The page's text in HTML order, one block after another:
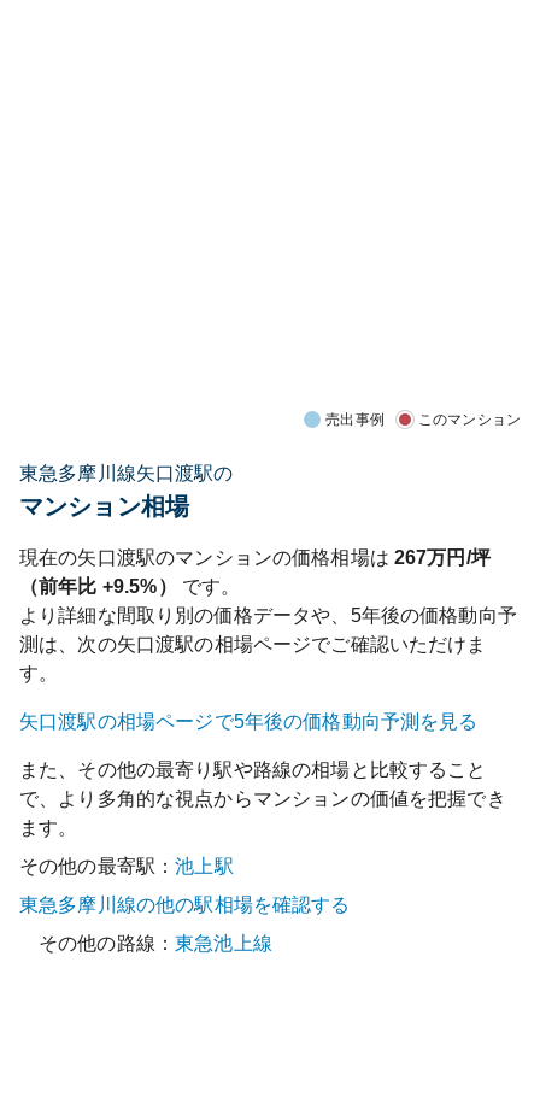
売出事例 このマンション
東急多摩川線矢口渡駅の
マンション相場
現在の矢口渡駅のマンションの価格相場は 267万円/坪
（前年比 +9.5%）
です。
より詳細な間取り別の価格データや、5年後の価格動向予
測は、次の矢口渡駅の相場ページでご確認いただけま
す。
矢口渡駅の相場ページで5年後の価格動向予測を見る
また、その他の最寄り駅や路線の相場と比較すること
で、より多角的な視点からマンションの価値を把握でき
ます。
その他の最寄駅：池上駅
東急多摩川線の他の駅相場を確認する
その他の路線：東急池上線